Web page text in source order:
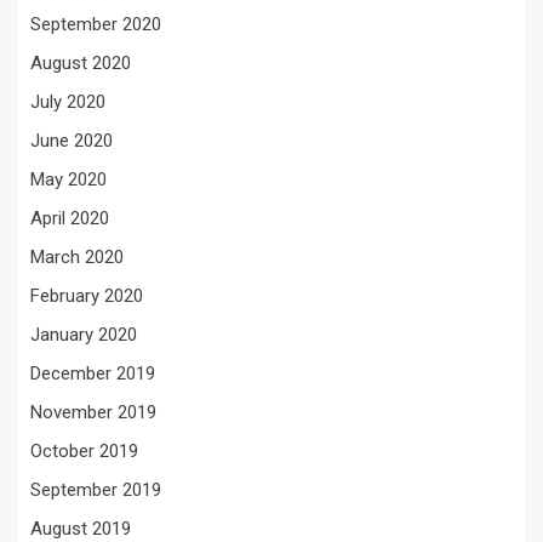
September 2020
August 2020
July 2020
June 2020
May 2020
April 2020
March 2020
February 2020
January 2020
December 2019
November 2019
October 2019
September 2019
August 2019